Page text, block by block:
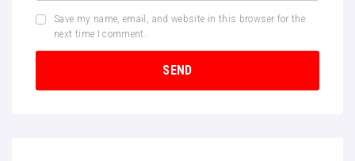
Save my name, email, and website in this browser for the
next time I comment.